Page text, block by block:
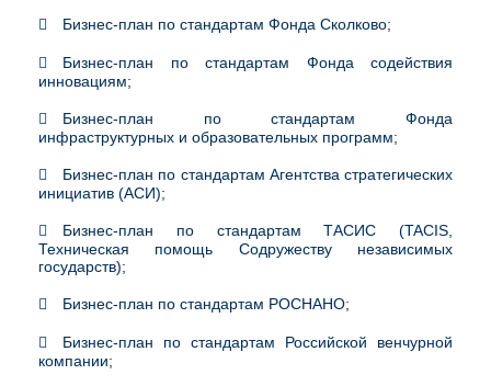
Бизнес-план по стандартам Фонда Сколково;
Бизнес-план по стандартам Фонда содействия
инновациям;
Бизнес-план по стандартам Фонда
инфраструктурных и образовательных программ;
Бизнес-план по стандартам Агентства стратегических
инициатив (АСИ);
Бизнес-план по стандартам ТАСИС (TACIS,
Техническая помощь Содружеству независимых
государств);
Бизнес-план по стандартам РОСНАНО;
Бизнес-план по стандартам Российской венчурной
компании;